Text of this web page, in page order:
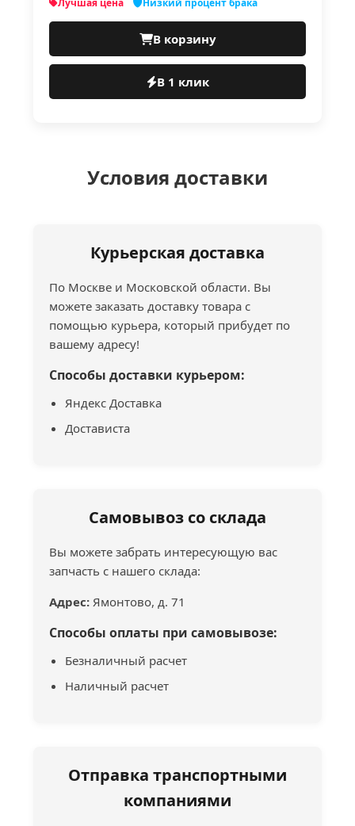
Лучшая цена Низкий процент брака
В корзину
В 1 клик
Условия доставки
Курьерская доставка
По Москве и Московской области. Вы
можете заказать доставку товара с
помощью курьера, который прибудет по
вашему адресу!
Способы доставки курьером:
Яндекс Доставка
Достависта
Самовывоз со склада
Вы можете забрать интересующую вас
запчасть с нашего склада:
Адрес: Ямонтово, д. 71
Способы оплаты при самовывозе:
Безналичный расчет
Наличный расчет
Отправка транспортными
компаниями